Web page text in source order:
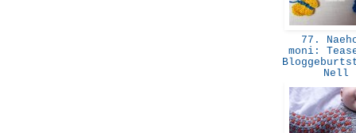
77.
moni:
Nell